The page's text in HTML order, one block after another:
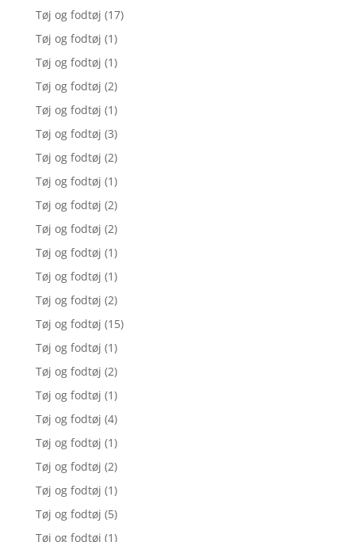
Tøj og fodtøj (17)
Tøj og fodtøj (1)
Tøj og fodtøj (1)
Tøj og fodtøj (2)
Tøj og fodtøj (1)
Tøj og fodtøj (3)
Tøj og fodtøj (2)
Tøj og fodtøj (1)
Tøj og fodtøj (2)
Tøj og fodtøj (2)
Tøj og fodtøj (1)
Tøj og fodtøj (1)
Tøj og fodtøj (2)
Tøj og fodtøj (15)
Tøj og fodtøj (1)
Tøj og fodtøj (2)
Tøj og fodtøj (1)
Tøj og fodtøj (4)
Tøj og fodtøj (1)
Tøj og fodtøj (2)
Tøj og fodtøj (1)
Tøj og fodtøj (5)
Tøj og fodtøj (1)